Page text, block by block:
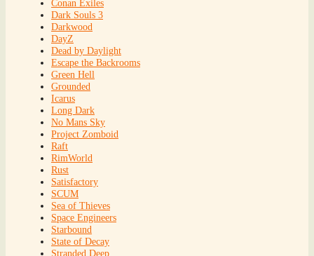
Conan Exiles
Dark Souls 3
Darkwood
DayZ
Dead by Daylight
Escape the Backrooms
Green Hell
Grounded
Icarus
Long Dark
No Mans Sky
Project Zomboid
Raft
RimWorld
Rust
Satisfactory
SCUM
Sea of Thieves
Space Engineers
Starbound
State of Decay
Stranded Deep